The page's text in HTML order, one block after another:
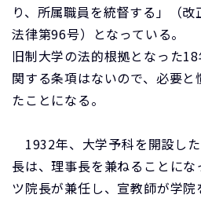
り、所属職員を統督する」（
法律第96号）となっている。
旧制大学の法的根拠となった
関する条項はないので、必要
たことになる。
1932年、大学予科を開設し
長は、理事長を兼ねることに
ツ院長が兼任し、宣教師が学